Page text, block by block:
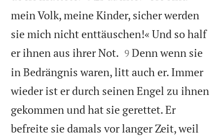
mein Volk, meine Kinder, sicher werden
sie mich nicht enttäuschen!« Und so half
er ihnen aus ihrer Not. 

9 Denn wenn sie
in Bedrängnis waren, litt auch er. Immer
wieder ist er durch seinen Engel zu ihnen
gekommen und hat sie gerettet. Er
befreite sie damals vor langer Zeit, weil